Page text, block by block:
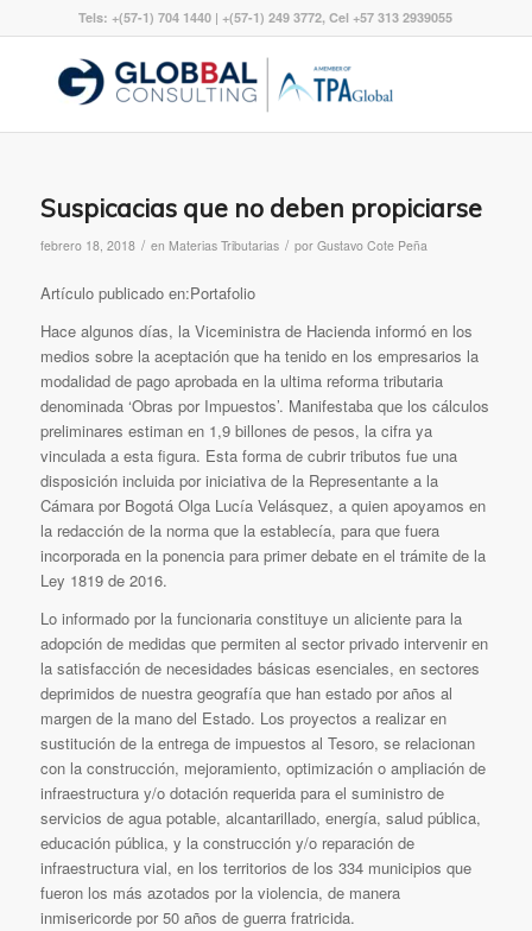
Tels: +(57-1) 704 1440 | +(57-1) 249 3772, Cel +57 313 2939055
Suspicacias que no deben propiciarse
febrero 18, 2018 / en Materias Tributarias / por Gustavo Cote Peña
Artículo publicado en:Portafolio
Hace algunos días, la Viceministra de Hacienda informó en los
medios sobre la aceptación que ha tenido en los empresarios la
modalidad de pago aprobada en la ultima reforma tributaria
denominada ‘Obras por Impuestos’. Manifestaba que los cálculos
preliminares estiman en 1,9 billones de pesos, la cifra ya
vinculada a esta figura. Esta forma de cubrir tributos fue una
disposición incluida por iniciativa de la Representante a la
Cámara por Bogotá Olga Lucía Velásquez, a quien apoyamos en
la redacción de la norma que la establecía, para que fuera
incorporada en la ponencia para primer debate en el trámite de la
Ley 1819 de 2016.
Lo informado por la funcionaria constituye un aliciente para la
adopción de medidas que permiten al sector privado intervenir en
la satisfacción de necesidades básicas esenciales, en sectores
deprimidos de nuestra geografía que han estado por años al
margen de la mano del Estado. Los proyectos a realizar en
sustitución de la entrega de impuestos al Tesoro, se relacionan
con la construcción, mejoramiento, optimización o ampliación de
infraestructura y/o dotación requerida para el suministro de
servicios de agua potable, alcantarillado, energía, salud pública,
educación pública, y la construcción y/o reparación de
infraestructura vial, en los territorios de los 334 municipios que
fueron los más azotados por la violencia, de manera
inmisericorde por 50 años de guerra fratricida.